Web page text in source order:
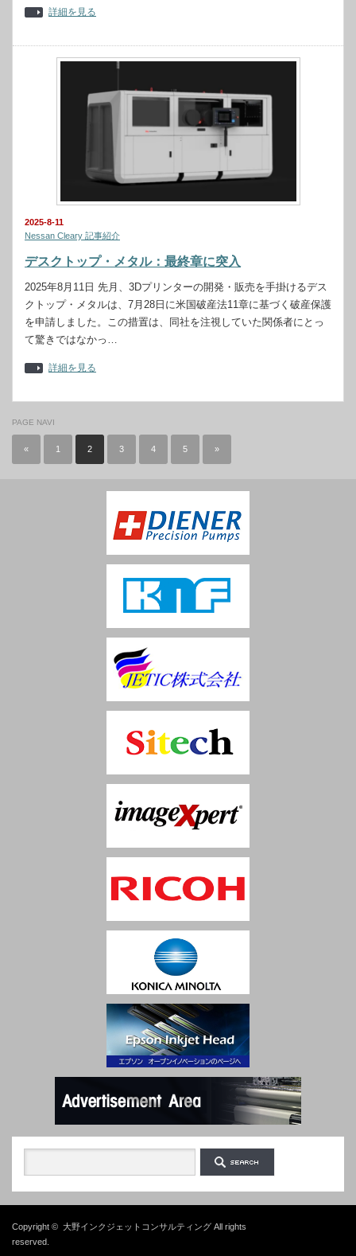
詳細を見る
2025-8-11
Nessan Cleary 記事紹介
デスクトップ・メタル：最終章に突入
2025年8月11日 先月、3Dプリンターの開発・販売を手掛けるデス
クトップ・メタルは、7月28日に米国破産法11章に基づく破産保護
を申請しました。この措置は、同社を注視していた関係者にとっ
て驚きではなかっ…
詳細を見る
PAGE NAVI
« 1 2 3 4 5 »
Copyright © 大野インクジェットコンサルティング All rights
reserved.